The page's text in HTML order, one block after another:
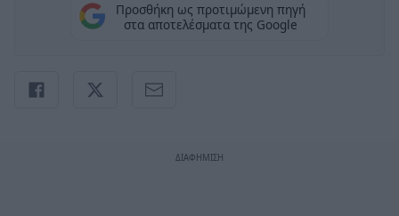
Προσθήκη ως προτιμώμενη πηγή
στα αποτελέσματα της Google